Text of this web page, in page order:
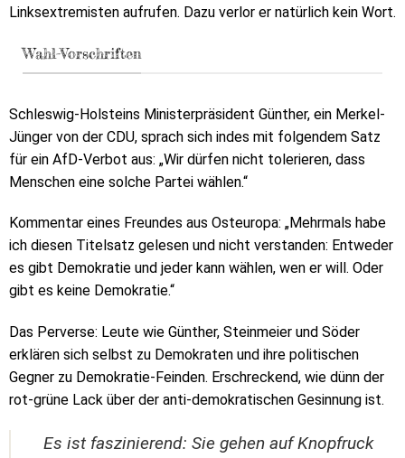
Linksextremisten aufrufen. Dazu verlor er natürlich kein Wort.
Wahl-Vorschriften
Schleswig-Holsteins Ministerpräsident Günther, ein Merkel-
Jünger von der CDU, sprach sich indes mit folgendem Satz
für ein AfD-Verbot aus: „Wir dürfen nicht tolerieren, dass
Menschen eine solche Partei wählen.“
Kommentar eines Freundes aus Osteuropa: „Mehrmals habe
ich diesen Titelsatz gelesen und nicht verstanden: Entweder
es gibt Demokratie und jeder kann wählen, wen er will. Oder
gibt es keine Demokratie.“
Das Perverse: Leute wie Günther, Steinmeier und Söder
erklären sich selbst zu Demokraten und ihre politischen
Gegner zu Demokratie-Feinden. Erschreckend, wie dünn der
rot-grüne Lack über der anti-demokratischen Gesinnung ist.
Es ist faszinierend: Sie gehen auf Knopfruck